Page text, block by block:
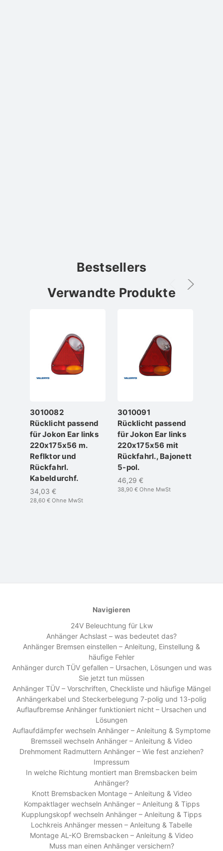
Bestsellers
Verwandte Produkte
3010082
Rücklicht passend
für Jokon Ear links
220x175x56 m.
Reflktor und
Rückfahrl.
Kabeldurchf.
34,03 €
28,60 € Ohne MwSt
3010091
Rücklicht passend
für Jokon Ear links
220x175x56 mit
Rückfahrl., Bajonett
5-pol.
46,29 €
38,90 € Ohne MwSt
Navigieren
24V Beleuchtung für Lkw
Anhänger Achslast – was bedeutet das?
Anhänger Bremsen einstellen – Anleitung, Einstellung &
häufige Fehler
Anhänger durch TÜV gefallen – Ursachen, Lösungen und was
Sie jetzt tun müssen
Anhänger TÜV – Vorschriften, Checkliste und häufige Mängel
Anhängerkabel und Steckerbelegung 7-polig und 13-polig
Auflaufbremse Anhänger funktioniert nicht – Ursachen und
Lösungen
Auflaufdämpfer wechseln Anhänger – Anleitung & Symptome
Bremsseil wechseln Anhänger – Anleitung & Video
Drehmoment Radmuttern Anhänger – Wie fest anziehen?
Impressum
In welche Richtung montiert man Bremsbacken beim
Anhänger?
Knott Bremsbacken Montage – Anleitung & Video
Kompaktlager wechseln Anhänger – Anleitung & Tipps
Kupplungskopf wechseln Anhänger – Anleitung & Tipps
Lochkreis Anhänger messen – Anleitung & Tabelle
Montage AL-KO Bremsbacken – Anleitung & Video
Muss man einen Anhänger versichern?